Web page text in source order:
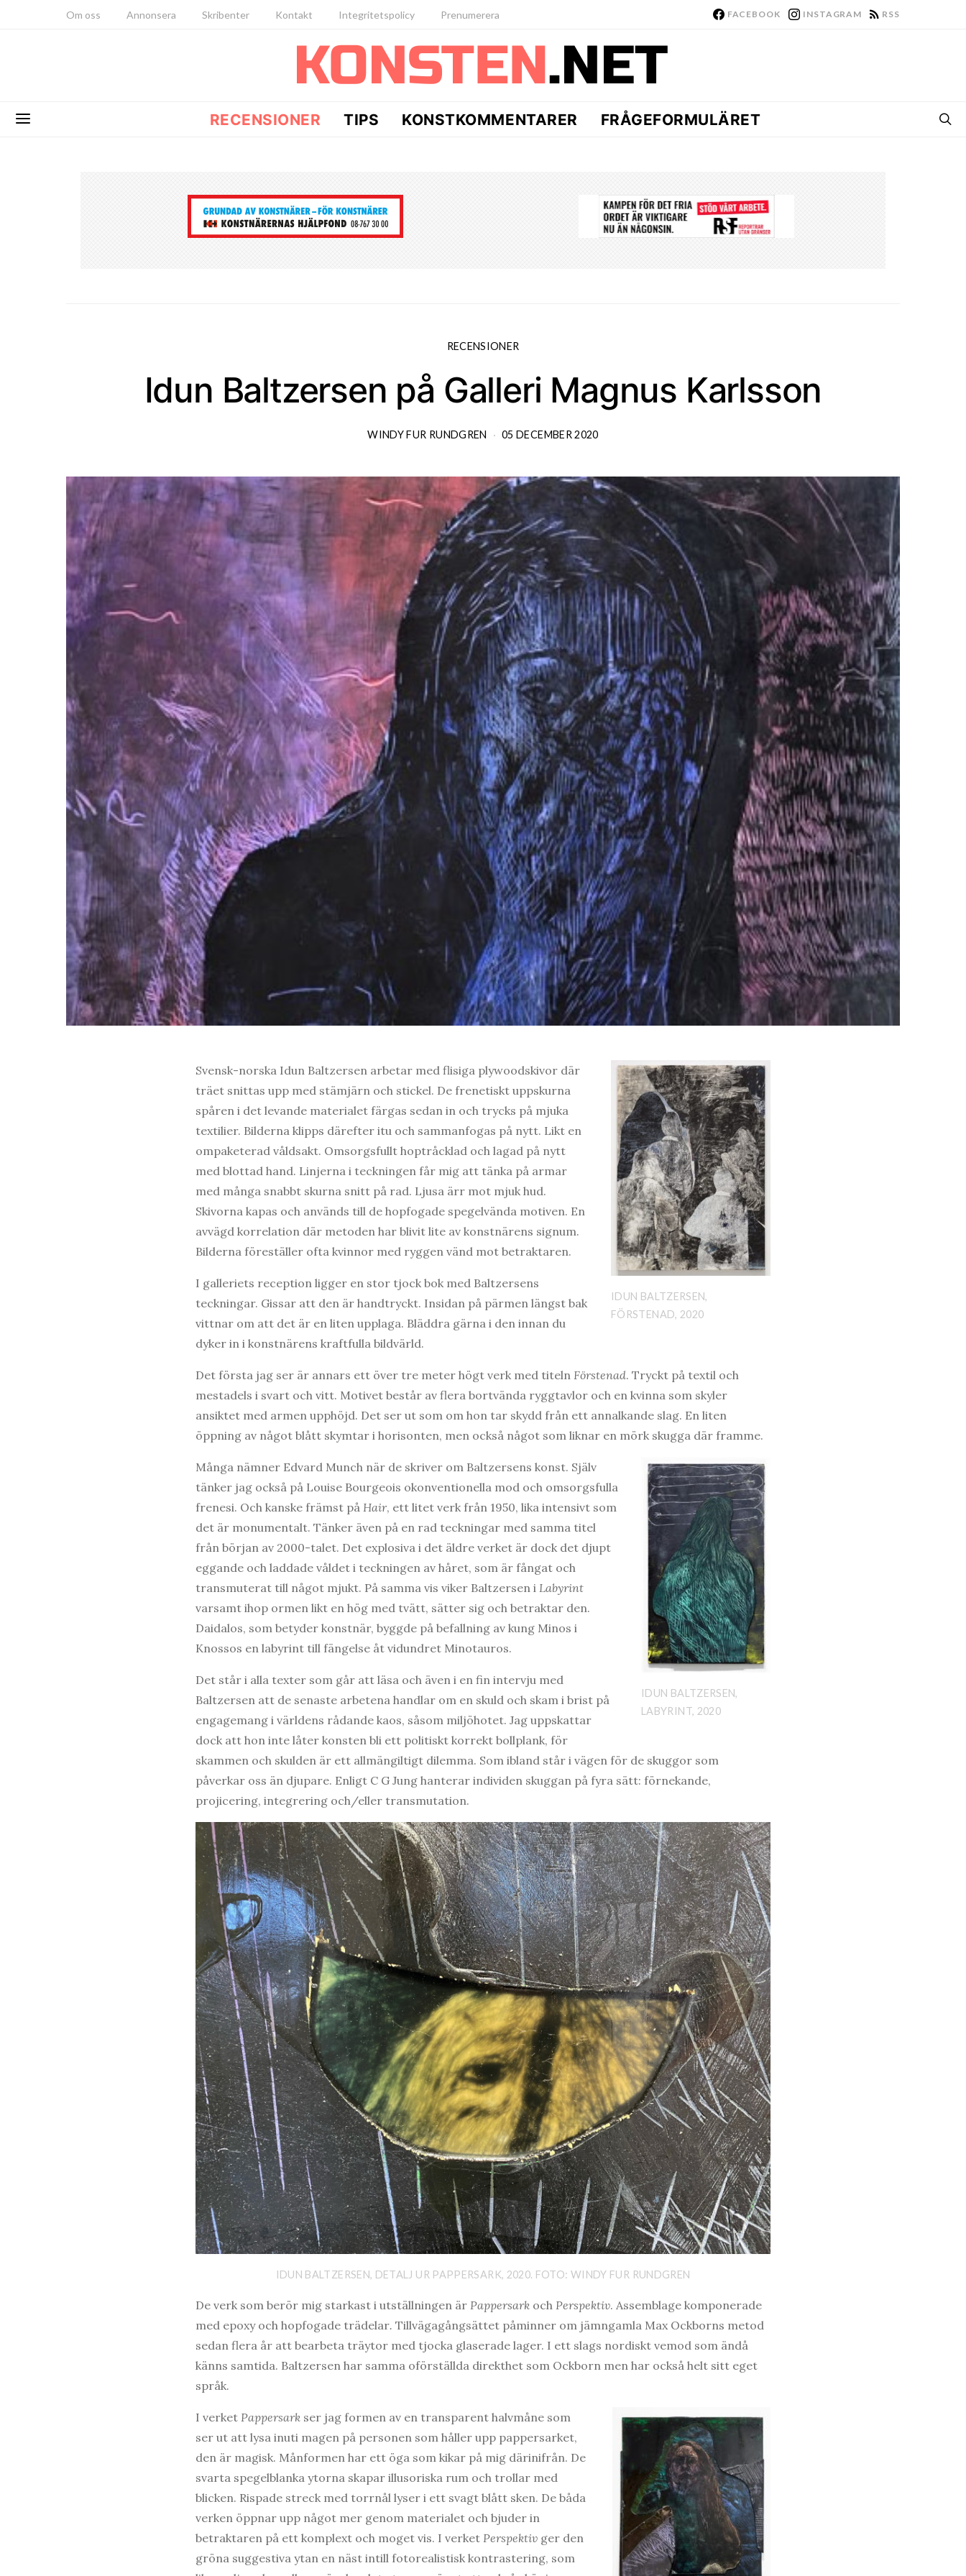
Om oss Annonsera Skribenter Kontakt Integritetspolicy Prenumerera FACEBOOK INSTAGRAM RSS
RECENSIONER TIPS KONSTKOMMENTARER FRÅGEFORMULÄRET
RECENSIONER
Idun Baltzersen på Galleri Magnus Karlsson
WINDY FUR RUNDGREN 05 DECEMBER 2020
IDUN BALTZERSEN,
FÖRSTENAD, 2020
Svensk-norska Idun Baltzersen arbetar med flisiga plywoodskivor där
träet snittas upp med stämjärn och stickel. De frenetiskt uppskurna
spåren i det levande materialet färgas sedan in och trycks på mjuka
textilier. Bilderna klipps därefter itu och sammanfogas på nytt. Likt en
ompaketerad våldsakt. Omsorgsfullt hoptråcklad och lagad på nytt
med blottad hand. Linjerna i teckningen får mig att tänka på armar
med många snabbt skurna snitt på rad. Ljusa ärr mot mjuk hud.
Skivorna kapas och används till de hopfogade spegelvända motiven. En
avvägd korrelation där metoden har blivit lite av konstnärens signum.
Bilderna föreställer ofta kvinnor med ryggen vänd mot betraktaren.
I galleriets reception ligger en stor tjock bok med Baltzersens
teckningar. Gissar att den är handtryckt. Insidan på pärmen längst bak
vittnar om att det är en liten upplaga. Bläddra gärna i den innan du
dyker in i konstnärens kraftfulla bildvärld.
Det första jag ser är annars ett över tre meter högt verk med titeln Förstenad. Tryckt på textil och
mestadels i svart och vitt. Motivet består av flera bortvända ryggtavlor och en kvinna som skyler
ansiktet med armen upphöjd. Det ser ut som om hon tar skydd från ett annalkande slag. En liten
öppning av något blått skymtar i horisonten, men också något som liknar en mörk skugga där framme.
IDUN BALTZERSEN,
LABYRINT, 2020
Många nämner Edvard Munch när de skriver om Baltzersens konst. Själv
tänker jag också på Louise Bourgeois okonventionella mod och omsorgsfulla
frenesi. Och kanske främst på Hair, ett litet verk från 1950, lika intensivt som
det är monumentalt. Tänker även på en rad teckningar med samma titel
från början av 2000-talet. Det explosiva i det äldre verket är dock det djupt
eggande och laddade våldet i teckningen av håret, som är fångat och
transmuterat till något mjukt. På samma vis viker Baltzersen i Labyrint
varsamt ihop ormen likt en hög med tvätt, sätter sig och betraktar den.
Daidalos, som betyder konstnär, byggde på befallning av kung Minos i
Knossos en labyrint till fängelse åt vidundret Minotauros.
Det står i alla texter som går att läsa och även i en fin intervju med
Baltzersen att de senaste arbetena handlar om en skuld och skam i brist på
engagemang i världens rådande kaos, såsom miljöhotet. Jag uppskattar
dock att hon inte låter konsten bli ett politiskt korrekt bollplank, för
skammen och skulden är ett allmängiltigt dilemma. Som ibland står i vägen för de skuggor som
påverkar oss än djupare. Enligt C G Jung hanterar individen skuggan på fyra sätt: förnekande,
projicering, integrering och/eller transmutation.
IDUN BALTZERSEN, DETALJ UR PAPPERSARK, 2020. FOTO: WINDY FUR RUNDGREN
De verk som berör mig starkast i utställningen är Pappersark och Perspektiv. Assemblage komponerade
med epoxy och hopfogade trädelar. Tillvägagångsättet påminner om jämngamla Max Ockborns metod
sedan flera år att bearbeta träytor med tjocka glaserade lager. I ett slags nordiskt vemod som ändå
känns samtida. Baltzersen har samma oförställda direkthet som Ockborn men har också helt sitt eget
språk.
I verket Pappersark ser jag formen av en transparent halvmåne som
ser ut att lysa inuti magen på personen som håller upp pappersarket,
den är magisk. Månformen har ett öga som kikar på mig därinifrån. De
svarta spegelblanka ytorna skapar illusoriska rum och trollar med
blicken. Rispade streck med torrnål lyser i ett svagt blått sken. De båda
verken öppnar upp något mer genom materialet och bjuder in
betraktaren på ett komplext och moget vis. I verket Perspektiv ger den
gröna suggestiva ytan en näst intill fotorealistisk kontrastering, som